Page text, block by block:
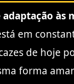
às
em
de hoje
forma